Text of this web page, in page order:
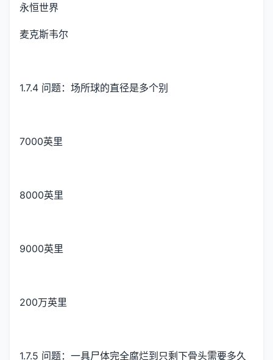
永恒世界
麦克斯韦尔
1.7.4 问题：场所球的直径是多个别
7000英里
8000英里
9000英里
200万英里
1.7.5 问题：一具尸体完全腐烂到只剩下骨头需要多久